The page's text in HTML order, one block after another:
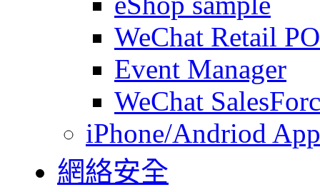
WeChat Retail
Event Manager
WeChat
iPhone/Andriod
網絡安全